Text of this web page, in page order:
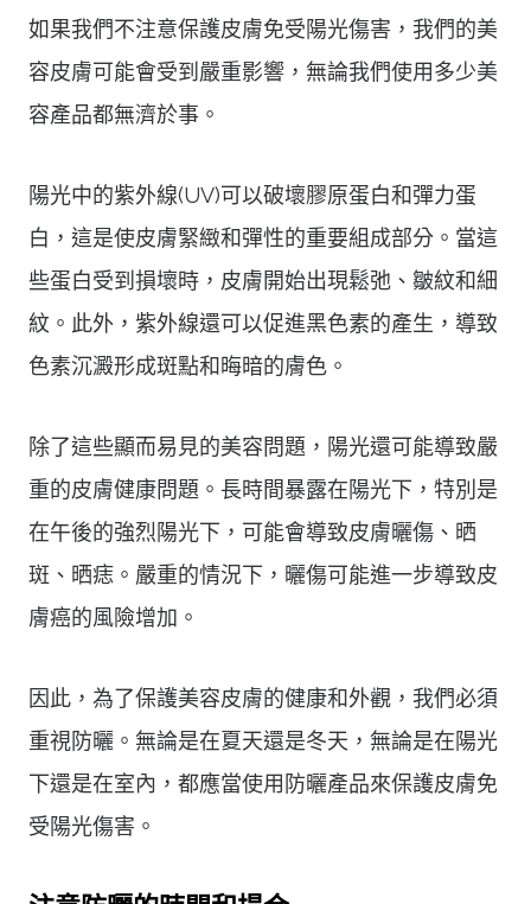
如果我們不注意保護皮膚免受陽光傷害，我們的美
容皮膚可能會受到嚴重影響，無論我們使用多少美
容產品都無濟於事。
陽光中的紫外線(UV)可以破壞膠原蛋白和彈力蛋
白，這是使皮膚緊緻和彈性的重要組成部分。當這
些蛋白受到損壞時，皮膚開始出現鬆弛、皺紋和細
紋。此外，紫外線還可以促進黑色素的產生，導致
色素沉澱形成斑點和晦暗的膚色。
除了這些顯而易見的美容問題，陽光還可能導致嚴
重的皮膚健康問題。長時間暴露在陽光下，特別是
在午後的強烈陽光下，可能會導致皮膚曬傷、晒
斑、晒痣。嚴重的情況下，曬傷可能進一步導致皮
膚癌的風險增加。
因此，為了保護美容皮膚的健康和外觀，我們必須
重視防曬。無論是在夏天還是冬天，無論是在陽光
下還是在室內，都應當使用防曬產品來保護皮膚免
受陽光傷害。